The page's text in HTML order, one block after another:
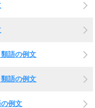
語の例文
語の例文
例文